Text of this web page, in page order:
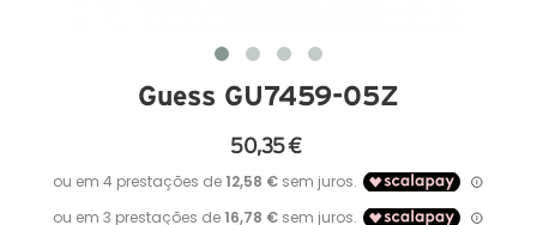
Guess GU7459-05Z
50,35 €